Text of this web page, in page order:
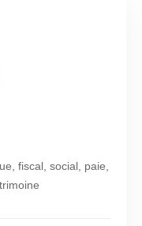
fiscal, social, paie,